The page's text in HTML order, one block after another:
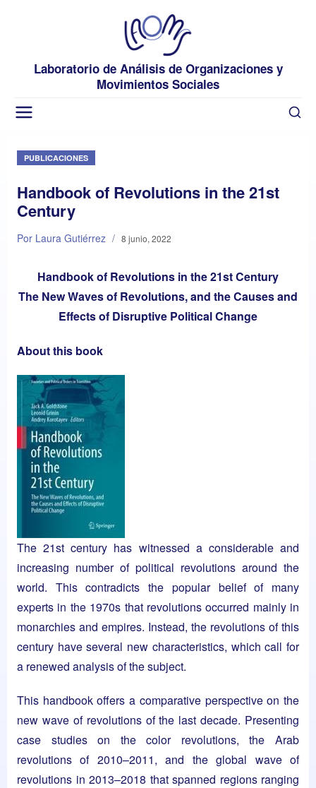
Laboratorio de Análisis de Organizaciones y
Movimientos Sociales
PUBLICACIONES
Handbook of Revolutions in the 21st
Century
Por Laura Gutiérrez / 8 junio, 2022
Handbook of Revolutions in the 21st Century
The New Waves of Revolutions, and the Causes and
Effects of Disruptive Political Change
About this book
The 21st century has witnessed a considerable and
increasing number of political revolutions around the
world. This contradicts the popular belief of many
experts in the 1970s that revolutions occurred mainly in
monarchies and empires. Instead, the revolutions of this
century have several new characteristics, which call for
a renewed analysis of the subject.
This handbook offers a comparative perspective on the
new wave of revolutions of the last decade. Presenting
case studies on the color revolutions, the Arab
revolutions of 2010–2011, and the global wave of
revolutions in 2013–2018 that spanned regions ranging